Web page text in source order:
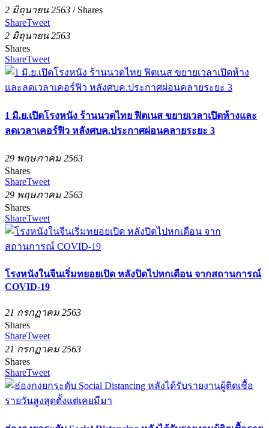
2 มิถุนายน 2563 / Shares
ShareTweet
2 มิถุนายน 2563
Shares
ShareTweet
1 มิ.ย.เปิดโรงหนัง ร้านนวดไทย ฟิตเนส ขยายเวลาเปิดห้างและ
ลดเวลาเคอร์ฟิว หลังศบค.ประกาศผ่อนคลายระยะ 3
29 พฤษภาคม 2563
Shares
ShareTweet
29 พฤษภาคม 2563
Shares
ShareTweet
โรงหนังในจีนเริ่มทยอยเปิด หลังปิดไปหกเดือน จากสถานการณ์
COVID-19
21 กรกฏาคม 2563
Shares
ShareTweet
21 กรกฏาคม 2563
Shares
ShareTweet